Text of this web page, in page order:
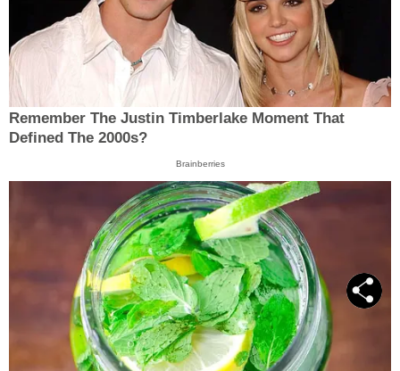
Remember The Justin Timberlake Moment That
Defined The 2000s?
Brainberries